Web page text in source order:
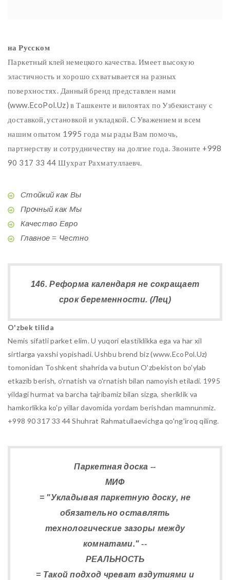
на Русском
Паркетный клей немецкого качества. Имеет высокую
эластичность и хорошо схватывается на разных
поверхностях. Данный бренд представлен нами
(www.EcoPol.Uz) в Ташкенте и вилоятах по Узбекистану с
доставкой, установкой и укладкой. С Уважением и всем
нашим опытом 1995 года мы рады Вам помочь,
партнерству и сотрудничеству на долгие года. Звоните +998
90 317 33 44 Шухрат Рахматуллаевч.
Стойкий как Вы
Прочный как Мы
Качество Евро
Главное = Честно
146. Реформа календаря не сокращает
срок беременности. (Лец)
O'zbek tilida
Nemis sifatli parket elim. U yuqori elastiklikka ega va har xil
sirtlarga yaxshi yopishadi. Ushbu brend biz (www.EcoPol.Uz)
tomonidan Toshkent shahrida va butun O'zbekiston bo'ylab
etkazib berish, o'rnatish va o'rnatish bilan namoyish etiladi. 1995
yildagi hurmat va barcha tajribamiz bilan sizga, sheriklik va
hamkorlikka ko'p yillar davomida yordam berishdan mamnunmiz.
+998 90 317 33 44 Shuhrat Rahmatullaevichga qo'ng'iroq qiling.
Паркетная доска --
МИФ
= "Укладывая паркетную доску, не
обязательно оставлять
технологические зазоры между
комнатами." --
РЕАЛЬНОСТЬ
= Такой подход чреват вздутиями и